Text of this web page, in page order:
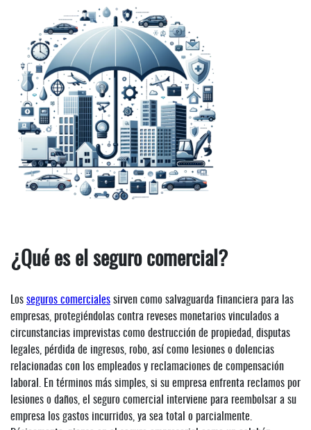
¿Qué es el seguro comercial?
Los seguros comerciales sirven como salvaguarda financiera para las
empresas, protegiéndolas contra reveses monetarios vinculados a
circunstancias imprevistas como destrucción de propiedad, disputas
legales, pérdida de ingresos, robo, así como lesiones o dolencias
relacionadas con los empleados y reclamaciones de compensación
laboral. En términos más simples, si su empresa enfrenta reclamos por
lesiones o daños, el seguro comercial interviene para reembolsar a su
empresa los gastos incurridos, ya sea total o parcialmente.